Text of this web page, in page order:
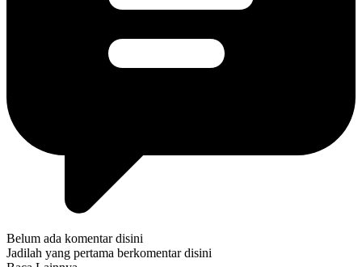
Belum ada komentar disini
Jadilah yang pertama berkomentar disini